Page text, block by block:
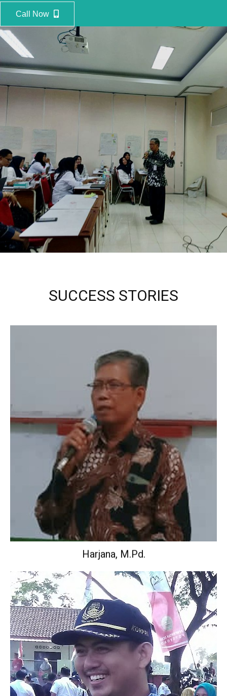
Call Now
SUCCESS STORIES
Kepala Sekolah
Harjana, M.Pd.
Wakil Kepala Sekolah Urusan Kurikulum.